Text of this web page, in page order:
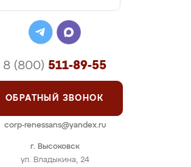
г. Высоковск
ул. Владыкина, 24
8 (800) 511-89-55
ОБРАТНЫЙ ЗВОНОК
corp-renessans@yandex.ru